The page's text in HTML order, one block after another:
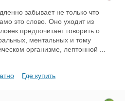
забывает не только что
это слово. Оно уходит из
предпочитает говорить о
ментальных и тому
организме, лептонной
Где купить